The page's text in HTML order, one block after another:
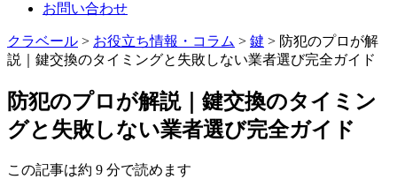
お問い合わせ
クラベール > お役立ち情報・コラム > 鍵 > 防犯のプロが解
説｜鍵交換のタイミングと失敗しない業者選び完全ガイド
防犯のプロが解説｜鍵交換のタイミン
グと失敗しない業者選び完全ガイド
この記事は約 9 分で読めます